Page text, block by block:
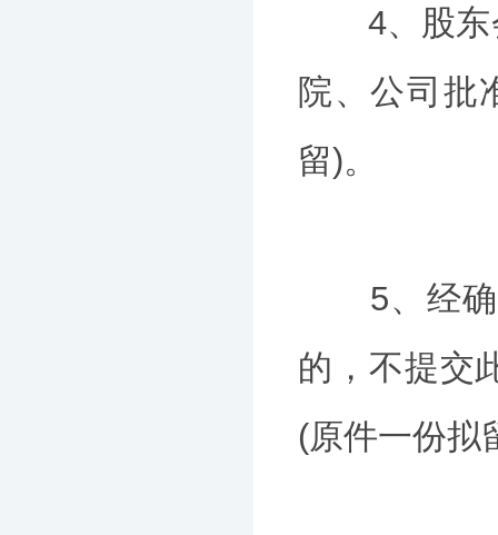
4、股东会
院、公司批
留)。
5、经确
的，不提交
(原件一份拟